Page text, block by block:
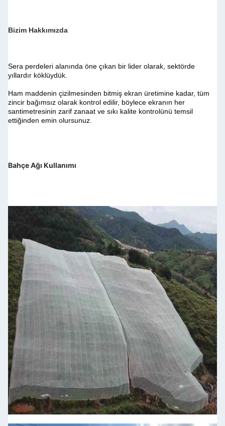
Bizim Hakkımızda
Sera perdeleri alanında öne çıkan bir lider olarak, sektörde
yıllardır köklüydük.
Ham maddenin çizilmesinden bitmiş ekran üretimine kadar, tüm
zincir bağımsız olarak kontrol edilir, böylece ekranın her
santimetresinin zarif zanaat ve sıkı kalite kontrolünü temsil
ettiğinden emin olursunuz.
Bahçe Ağı Kullanımı